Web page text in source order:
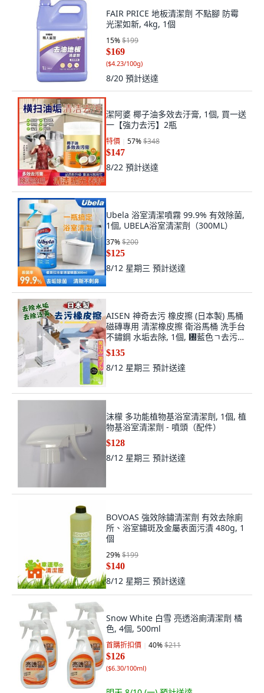
FAIR PRICE 地板清潔劑 不點腳 防霉
光潔如新, 4kg, 1個
15%$199
$169
($4.23/100g)
8/20 預計送達
潔阿婆 椰子油多效去汙膏, 1個, 買一送
一【強力去污】2瓶
特價 57%$348
$147
8/22 預計送達
Ubela 浴室清潔噴霧 99.9% 有效除菌,
1個, UBELA浴室清潔劑（300ML）
37%$200
$125
8/12 星期三 預計送達
AISEN 神奇去污 橡皮擦 (日本製) 馬桶
磁磚專用 清潔橡皮擦 衛浴馬桶 洗手台
不鏽鋼 水垢去除, 1個, ㄰藍色ㄱ去污橡
皮擦
$135
8/12 星期三 預計送達
沫檬 多功能植物基浴室清潔劑, 1個, 植
物基浴室清潔劑 - 噴頭（配件）
$128
8/12 星期三 預計送達
BOVOAS 強效除鏽清潔劑 有效去除廁
所、浴室鏽斑及金屬表面污漬 480g, 1
個
29%$199
$140
8/12 星期三 預計送達
Snow White 白雪 亮透浴廁清潔劑 橘
色, 4個, 500ml
首購折扣價 40%$211
$126
($6.30/100ml)